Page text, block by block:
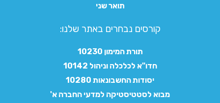
תואר שני
קורסים נבחרים באתר שלנו:​
תורת המימון 10230
חדו"א לכלכלה וניהול 10142
יסודות החשבונאות 10280
מבוא לסטטיסטיקה למדעי החברה א'